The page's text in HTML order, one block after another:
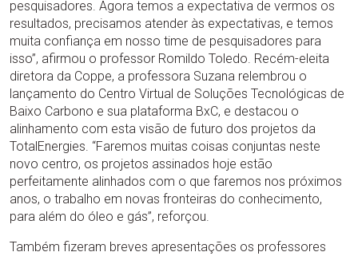
pesquisadores. Agora temos a expectativa de vermos os
resultados, precisamos atender às expectativas, e temos
muita confiança em nosso time de pesquisadores para
isso”, afirmou o professor Romildo Toledo. Recém-eleita
diretora da Coppe, a professora Suzana relembrou o
lançamento do Centro Virtual de Soluções Tecnológicas de
Baixo Carbono e sua plataforma BxC, e destacou o
alinhamento com esta visão de futuro dos projetos da
TotalEnergies. “Faremos muitas coisas conjuntas neste
novo centro, os projetos assinados hoje estão
perfeitamente alinhados com o que faremos nos próximos
anos, o trabalho em novas fronteiras do conhecimento,
para além do óleo e gás”, reforçou.
Também fizeram breves apresentações os professores